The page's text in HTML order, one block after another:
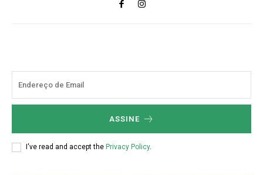
ASSINE
I've read and accept the Privacy Policy.